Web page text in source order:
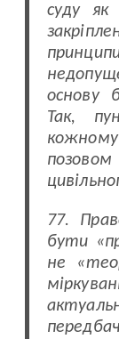
суду як
основу
Так,
77.
бути
не